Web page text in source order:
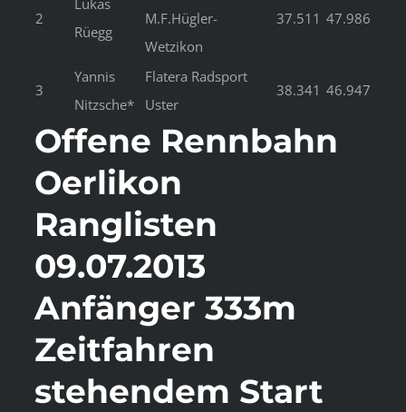
2
Rüegg
M.F.Hügler-
Wetzikon
37.511 47.986
3
Yannis
Nitzsche*
Flatera Radsport
Uster
38.341 46.947
Offene Rennbahn
Oerlikon
Ranglisten
09.07.2013
Anfänger 333m
Zeitfahren
stehendem Start